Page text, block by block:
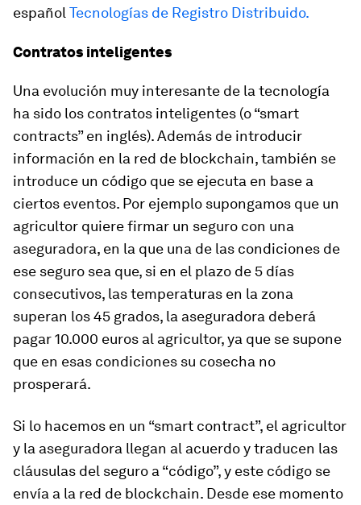
español Tecnologías de Registro Distribuido.
Contratos inteligentes
Una evolución muy interesante de la tecnología
ha sido los contratos inteligentes (o “smart
contracts” en inglés). Además de introducir
información en la red de blockchain, también se
introduce un código que se ejecuta en base a
ciertos eventos. Por ejemplo supongamos que un
agricultor quiere firmar un seguro con una
aseguradora, en la que una de las condiciones de
ese seguro sea que, si en el plazo de 5 días
consecutivos, las temperaturas en la zona
superan los 45 grados, la aseguradora deberá
pagar 10.000 euros al agricultor, ya que se supone
que en esas condiciones su cosecha no
prosperará.
Si lo hacemos en un “smart contract”, el agricultor
y la aseguradora llegan al acuerdo y traducen las
cláusulas del seguro a “código”, y este código se
envía a la red de blockchain. Desde ese momento